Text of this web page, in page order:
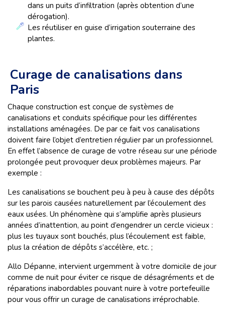
dans un puits d’infiltration (après obtention d’une
dérogation).
Les réutiliser en guise d’irrigation souterraine des
plantes.
Curage de canalisations dans
Paris
Chaque construction est conçue de systèmes de
canalisations et conduits spécifique pour les différentes
installations aménagées. De par ce fait vos canalisations
doivent faire l’objet d’entretien régulier par un professionnel.
En effet l’absence de curage de votre réseau sur une période
prolongée peut provoquer deux problèmes majeurs. Par
exemple :
Les canalisations se bouchent peu à peu à cause des dépôts
sur les parois causées naturellement par l’écoulement des
eaux usées. Un phénomène qui s’amplifie après plusieurs
années d’inattention, au point d’engendrer un cercle vicieux :
plus les tuyaux sont bouchés, plus l’écoulement est faible,
plus la création de dépôts s’accélère, etc. ;
Allo Dépanne, intervient urgemment à votre domicile de jour
comme de nuit pour éviter ce risque de désagréments et de
réparations inabordables pouvant nuire à votre portefeuille
pour vous offrir un curage de canalisations irréprochable.